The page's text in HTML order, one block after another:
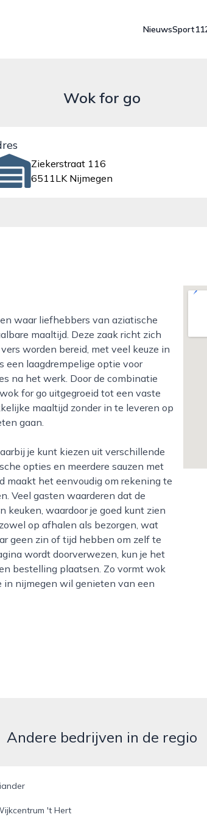
NieuwsSport
Wok for go
Ziekerstraat 116
6511LK Nijmegen
maaltijd. Deze zaak richt zich
worden bereid, met veel keuze in
een laagdrempelige optie voor
na het werk. Door de combinatie
for go uitgegroeid tot een vaste
maaltijd zonder in te leveren op
gaan.
opties en meerdere sauzen met
maakt het eenvoudig om rekening te
Veel gasten waarderen dat de
keuken, waardoor je goed kunt zien
op afhalen als bezorgen, wat
geen zin of tijd hebben om zelf te
wordt doorverwezen, kun je het
bestelling plaatsen. Zo vormt wok
in nijmegen wil genieten van een
Andere bedrijven in de regio
't Hert